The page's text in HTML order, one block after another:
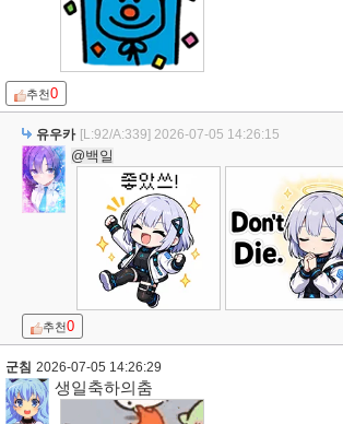
추천0
유우카 [L:92/A:339] 2026-07-05 14:26:15
@백일
추천0
군침 2026-07-05 14:26:29
생일축하의춤